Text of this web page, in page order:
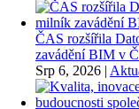
ČAS rozšířila
zavádění BIM v
Srp 6, 2026 |